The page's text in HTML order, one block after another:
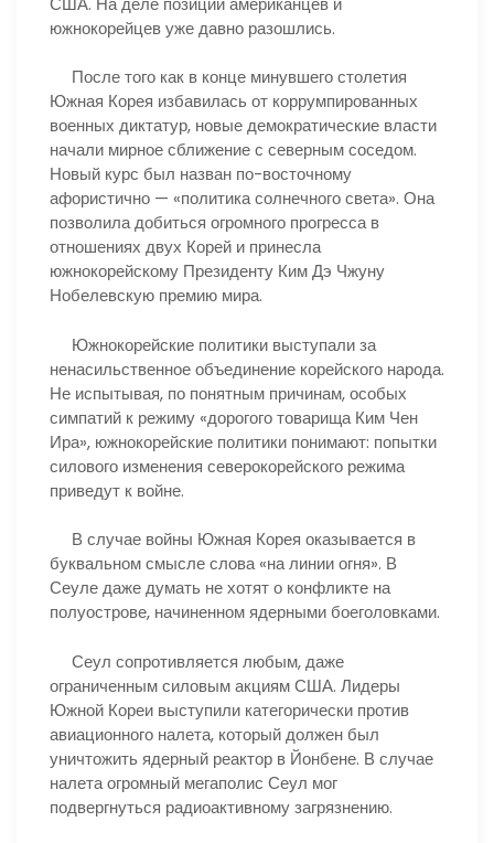
южнокорейцев уже давно разошлись.
После того как в конце минувшего столетия
Южная Корея избавилась от коррумпированных
военных диктатур, новые демократические власти
начали мирное сближение с северным соседом.
Новый курс был назван по-восточному
афористично — «политика солнечного света». Она
позволила добиться огромного прогресса в
отношениях двух Корей и принесла
южнокорейскому Президенту Ким Дэ Чжуну
Нобелевскую премию мира.
Южнокорейские политики выступали за
ненасильственное объединение корейского народа.
Не испытывая, по понятным причинам, особых
симпатий к режиму «дорогого товарища Ким Чен
Ира», южнокорейские политики понимают: попытки
силового изменения северокорейского режима
приведут к войне.
В случае войны Южная Корея оказывается в
буквальном смысле слова «на линии огня». В
Сеуле даже думать не хотят о конфликте на
полуострове, начиненном ядерными боеголовками.
Сеул сопротивляется любым, даже
ограниченным силовым акциям США. Лидеры
Южной Кореи выступили категорически против
авиационного налета, который должен был
уничтожить ядерный реактор в Йонбене. В случае
налета огромный мегаполис Сеул мог
подвергнуться радиоактивному загрязнению.